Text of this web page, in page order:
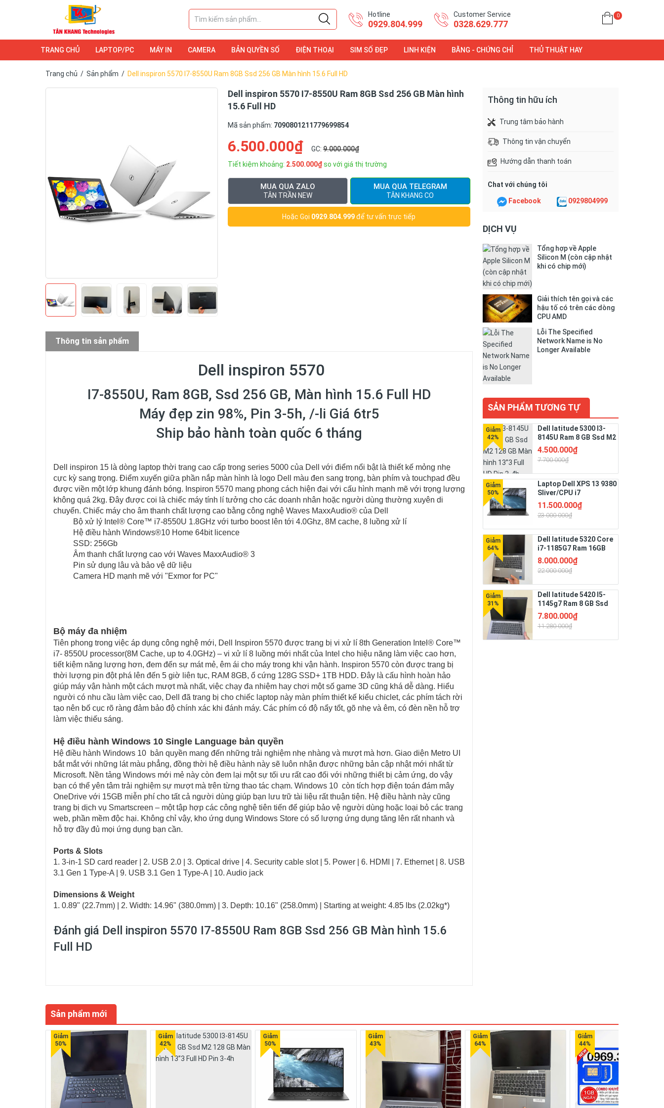
Hotline
0929.804.999
Customer Service
0328.629.777
0
TRANG CHỦ LAPTOP/PC
LAPTOP/PC
MÁY IN CAMERA
CAMERA
BẢN QUYỀN SỐ ĐIỆN THOẠI
ĐIỆN THOẠI
SIM SỐ ĐẸP LINH KIỆN BẰNG - CHỨNG CHỈ THỦ THUẬT HAY
DỊCH VỤ
Trang chủ / Sản phẩm / Dell inspiron 5570 I7-8550U Ram 8GB Ssd 256 GB Màn hình 15.6 Full HD
Dell inspiron 5570 I7-8550U Ram 8GB Ssd 256 GB Màn hình
15.6 Full HD
Mã sản phẩm: 7090801211779699854
6.500.000₫ GC:9.000.000₫
Tiết kiệm khoảng: 2.500.000₫so với giá thị trường
MUA QUA ZALO
TÂN TRẦN NEW
MUA QUA TELEGRAM
TÂN KHANG CO
Hoặc Gọi 0929.804.999để tư vấn trực tiếp
Thông tin sản phẩm
Dell inspiron 5570
I7-8550U, Ram 8GB, Ssd 256 GB, Màn hình 15.6 Full HD
Máy đẹp zin 98%, Pin 3-5h, /-li Giá 6tr5
Ship bảo hành toàn quốc 6 tháng
Dell inspiron 15 là dòng laptop thời trang cao cấp trong series 5000 của Dell với điểm nổi bật là thiết kế mỏng nhẹ
cực kỳ sang trọng. Điểm xuyến giữa phần nắp màn hình là logo Dell màu đen sang trọng, bàn phím và touchpad đều
được viền một lớp khung đánh bóng. Inspiron 5570 mang phong cách hiện đại với cấu hình mạnh mẽ với trọng lượng
không quá 2kg. Đây được coi là chiếc máy tính lí tưởng cho các doanh nhân hoặc người dùng thường xuyên di
chuyển. Chiếc máy cho âm thanh chất lượng cao bằng công nghệ Waves MaxxAudio® của Dell
Bộ xử lý Intel® Core™ i7-8550U 1.8GHz với turbo boost lên tới 4.0Ghz, 8M cache, 8 luồng xử lí
Hệ điều hành Windows®10 Home 64bit licence
SSD: 256Gb
Âm thanh chất lượng cao với Waves MaxxAudio® 3
Pin sử dụng lâu và bảo vệ dữ liệu
Camera HD mạnh mẽ với "Exmor for PC"
Bộ máy đa nhiệm
Tiên phong trong việc áp dụng công nghệ mới, Dell Inspiron 5570 được trang bị vi xử lí 8th Generation Intel® Core™
i7- 8550U processor(8M Cache, up to 4.0GHz) – vi xử lí 8 luồng mới nhất của Intel cho hiệu năng làm việc cao hơn,
tiết kiệm năng lượng hơn, đem đến sự mát mẻ, êm ái cho máy trong khi vận hành. Inspiron 5570 còn được trang bị
thời lượng pin đột phá lên đến 5 giờ liên tục, RAM 8GB, ổ cứng 128G SSD+ 1TB HDD. Đây là cấu hình hoàn hảo
giúp máy vận hành một cách mượt mà nhất, việc chạy đa nhiệm hay chơi một số game 3D cũng khá dễ dàng. Hiểu
người có nhu cầu làm việc cao, Dell đã trang bị cho chiếc laptop này màn phím thiết kế kiểu chiclet, các phím tách rời
tạo nên bố cục rõ ràng đảm bảo độ chính xác khi đánh máy. Các phím có độ nẩy tốt, gõ nhẹ và êm, có đèn nền hỗ trợ
làm việc thiếu sáng.
Hệ điều hành Windows 10 Single Language bản quyền
Hệ điều hành Windows 10 bản quyền mang đến những trải nghiệm nhẹ nhàng và mượt mà hơn. Giao diện Metro UI
bắt mắt với những lát màu phẳng, đồng thời hệ điều hành này sẽ luôn nhận được những bản cập nhật mới nhất từ
Microsoft. Nền tảng Windows mới mẻ này còn đem lại một sự tối ưu rất cao đối với những thiết bị cảm ứng, do vậy
bạn có thể yên tâm trải nghiệm sự mượt mà trên từng thao tác chạm. Windows 10 còn tích hợp điện toán đám mây
OneDrive với 15GB miễn phí cho tất cả người dùng giúp bạn lưu trữ tài liệu rất thuận tiện. Hệ điều hành này cũng
trang bị dịch vụ Smartscreen – một tập hợp các công nghệ tiên tiến để giúp bảo vệ người dùng hoặc loại bỏ các trang
web, phần mềm độc hại. Không chỉ vậy, kho ứng dụng Windows Store có số lượng ứng dụng tăng lên rất nhanh và
hỗ trợ đầy đủ mọi ứng dụng bạn cần.
Ports & Slots
1. 3-in-1 SD card reader | 2. USB 2.0 | 3. Optical drive | 4. Security cable slot | 5. Power | 6. HDMI | 7. Ethernet | 8. USB
3.1 Gen 1 Type-A | 9. USB 3.1 Gen 1 Type-A | 10. Audio jack
Dimensions & Weight
1. 0.89" (22.7mm) | 2. Width: 14.96" (380.0mm) | 3. Depth: 10.16" (258.0mm) | Starting at weight: 4.85 lbs (2.02kg*)
Đánh giá Dell inspiron 5570 I7-8550U Ram 8GB Ssd 256 GB Màn hình 15.6
Full HD
Thông tin hữu ích
Trung tâm bảo hành
Thông tin vận chuyển
Hướng dẫn thanh toán
Chat với chúng tôi
Facebook 0929804999
DỊCH VỤ
Tổng hợp về Apple
Silicon M (còn cập nhật
khi có chip mới)
Giải thích tên gọi và các
hậu tố có trên các dòng
CPU AMD
Lỗi The Specified
Network Name is No
Longer Available
SẢN PHẨM TƯƠNG TỰ
Dell latitude 5300 I3-
8145U Ram 8 GB Ssd M2
128 GB Màn hình 13”3
Full HD Pin 3-4h
4.500.000₫
7.700.000₫
Laptop Dell XPS 13 9380
Sliver/CPU i7
8665U/RAM 16G/SSD
Nvme 256G/LCD 13.3"
FHD /Bateyr 4 Cell
51W/Hệ điều hành Win
11 bản quyền
11.500.000₫
23.000.000₫
Dell latitude 5320 Core
i7-1185G7 Ram 16GB
Ssd 256 GB Màn hình
13”3 FHD
8.000.000₫
22.000.000₫
Dell latitude 5420 I5-
1145g7 Ram 8 GB Ssd
256 GB Màn 14" Full HD
Pin 3-4h
7.800.000₫
11.280.000₫
Sản phẩm mới